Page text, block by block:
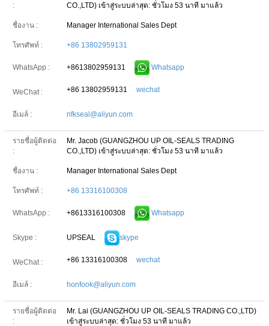
:
CO.,LTD) เข้าสู่ระบบล่าสุด: ชั่วโมง 53 นาที มาแล้ว
ชื่องาน : Manager International Sales Dept
โทรศัพท์ : +86 13802959131
WhatsApp : +8613802959131 Whatsapp
WeChat : +86 13802959131 wechat
อีเมล์ : nfkseal@aliyun.com
รายชื่อผู้ติดต่อ
:
Mr. Jacob (GUANGZHOU UP OIL-SEALS TRADING
CO.,LTD) เข้าสู่ระบบล่าสุด: ชั่วโมง 53 นาที มาแล้ว
ชื่องาน : Manager International Sales Dept
โทรศัพท์ : +86 13316100308
WhatsApp : +8613316100308 Whatsapp
Skype : UPSEAL skype
WeChat : +86 13316100308 wechat
อีเมล์ : honfook@aliyun.com
รายชื่อผู้ติดต่อ
:
Mr. Lai (GUANGZHOU UP OIL-SEALS TRADING CO.,LTD)
เข้าสู่ระบบล่าสุด: ชั่วโมง 53 นาที มาแล้ว